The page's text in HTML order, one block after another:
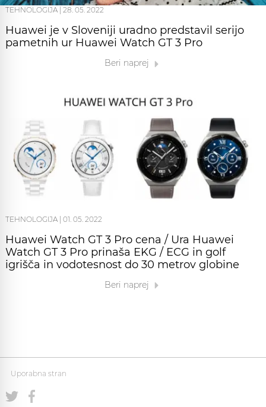
TEHNOLOGIJA 28. 05. 2022
Huawei je v Sloveniji uradno predstavil serijo
pametnih ur Huawei Watch GT 3 Pro
Beri naprej
TEHNOLOGIJA 01. 05. 2022
Huawei Watch GT 3 Pro cena / Ura Huawei
Watch GT 3 Pro prinaša EKG / ECG in golf
igrišča in vodotesnost do 30 metrov globine
Beri naprej
Uporabna stran